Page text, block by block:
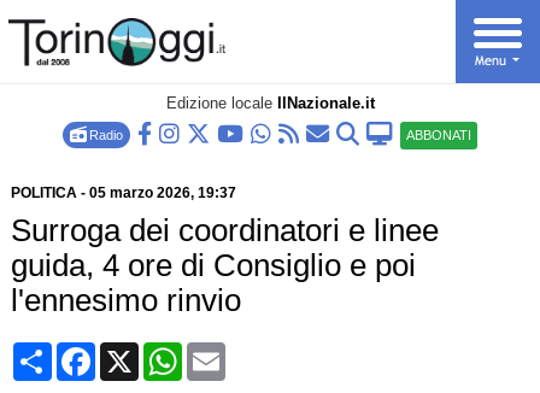
Edizione locale IlNazionale.it
Radio ABBONATI
POLITICA- 05 marzo 2026, 19:37
Surroga dei coordinatori e linee
guida, 4 ore di Consiglio e poi
l'ennesimo rinvio
CondividiFacebook
X WhatsApp
Email